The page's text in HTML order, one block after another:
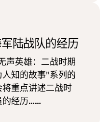
陆战队的经历
声英雄：二战时期
知的故事”系列的
重点讲述二战时
的经历……